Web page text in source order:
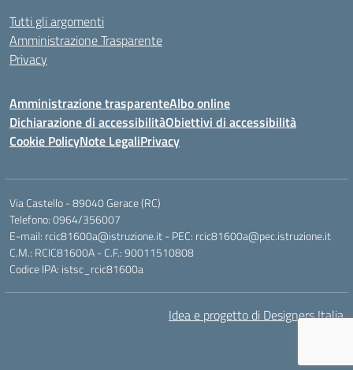
Tutti gli argomenti
Amministrazione Trasparente
Privacy
Amministrazione trasparenteAlbo online
Dichiarazione di accessibilitàObiettivi di accessibilità
Cookie PolicyNote LegaliPrivacy
Via Castello - 89040 Gerace (RC)
Telefono: 0964/356007
E-mail: rcic81600a@istruzione.it - PEC: rcic81600a@pec.istruzione.it
C.M.: RCIC81600A - C.F.: 90011510808
Codice IPA: istsc_rcic81600a
Idea e progetto di Designers Italia